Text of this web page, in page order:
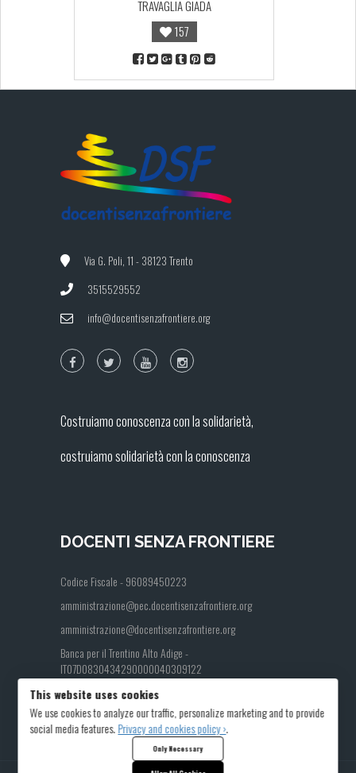
TRAVAGLIA GIADA
157
Via G. Poli, 11 - 38123 Trento
3515529552
info@docentisenzafrontiere.org
Costruiamo conoscenza con la solidarietà,
costruiamo solidarietà con la conoscenza
DOCENTI SENZA FRONTIERE
Codice Fiscale - 96089450223
amministrazione@pec.docentisenzafrontiere.org
amministrazione@docentisenzafrontiere.org
Banca per il Trentino Alto Adige -
IT07D0830434290000040309122
This website uses cookies
We use cookies to analyze our traffic, personalize marketing and to provide
social media features.Privacy and cookies policy ›.
Only Necessary